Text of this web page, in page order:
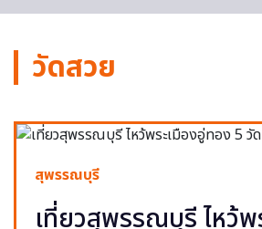
วัดสวย
สุพรรณบุรี
เที่ยวสุพรรณบุรี ไหว้พ